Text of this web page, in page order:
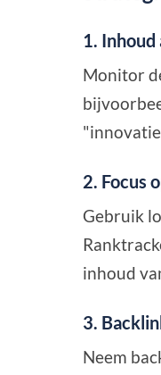
1.
Monitor
2. Focus
Gebruik
inhoud
3.
Neem